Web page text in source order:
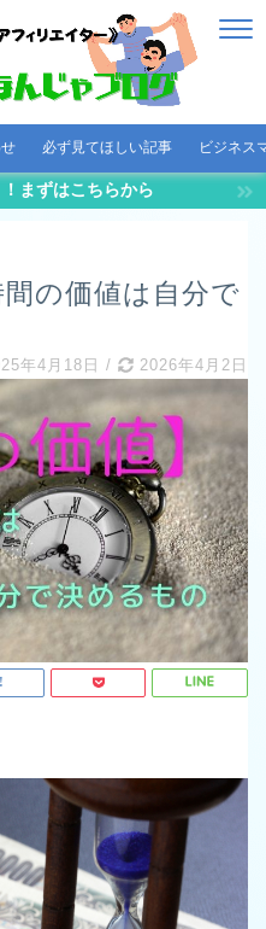
必ず見てほしい記事 ビジネス
まずはこちらから
間の価値は自分で
年4月18日 / 2026年4月2日